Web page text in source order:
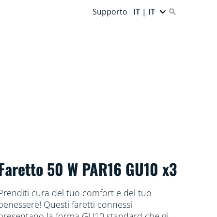
Supporto IT | IT
50 W PAR16 GU10 x3
cura del tuo comfort e del tuo
Questi faretti connessi